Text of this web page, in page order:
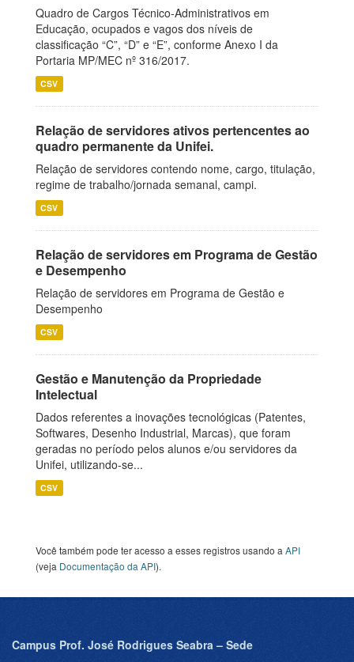
Quadro de Cargos Técnico-Administrativos em
Educação, ocupados e vagos dos níveis de
classificação “C”, “D” e “E”, conforme Anexo I da
Portaria MP/MEC nº 316/2017.
CSV
Relação de servidores ativos pertencentes ao
quadro permanente da Unifei.
Relação de servidores contendo nome, cargo, titulação,
regime de trabalho/jornada semanal, campi.
CSV
Relação de servidores em Programa de Gestão
e Desempenho
Relação de servidores em Programa de Gestão e
Desempenho
CSV
Gestão e Manutenção da Propriedade
Intelectual
Dados referentes a inovações tecnológicas (Patentes,
Softwares, Desenho Industrial, Marcas), que foram
geradas no período pelos alunos e/ou servidores da
Unifei, utilizando-se...
CSV
Você também pode ter acesso a esses registros usando a API
(veja Documentação da API).
Campus Prof. José Rodrigues Seabra – Sede